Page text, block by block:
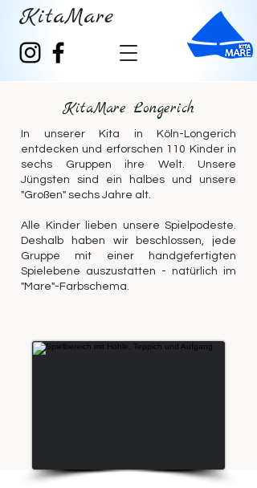
KitaMare
KitaMare Longerich
In unserer Kita in Köln-Longerich
entdecken und erforschen 110 Kinder in
sechs Gruppen ihre Welt. Unsere
Jüngsten sind ein halbes und unsere
"Großen" sechs Jahre alt.
Alle Kinder lieben unsere Spielpodeste.
Deshalb haben wir beschlossen, jede
Gruppe mit einer handgefertigten
Spielebene auszustatten - natürlich im
"Mare"-Farbschema.